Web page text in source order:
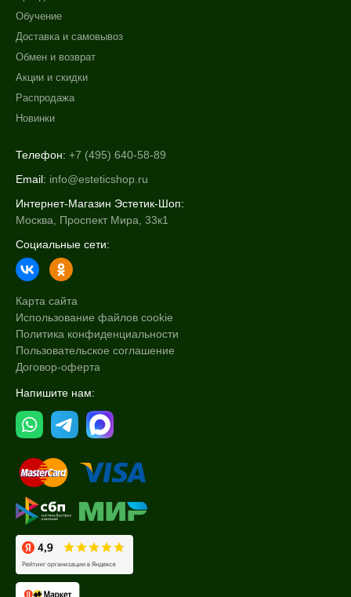
Обучение
Доставка и самовывоз
Обмен и возврат
Акции и скидки
Распродажа
Новинки
Телефон: +7 (495) 640-58-89
Email: info@esteticshop.ru
Интернет-Магазин Эстетик-Шоп:
Москва, Проспект Мира, 33к1
Социальные сети:
Карта сайта
Использование файлов cookie
Политика конфиденциальности
Пользовательское соглашение
Договор-оферта
Напишите нам: